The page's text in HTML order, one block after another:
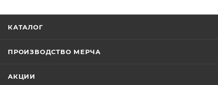
КАТАЛОГ
ПРОИЗВОДСТВО МЕРЧА
АКЦИИ